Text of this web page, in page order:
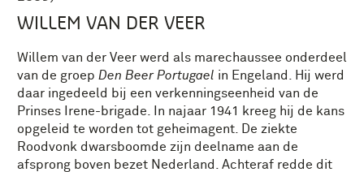
WILLEM VAN DER VEER
Willem van der Veer werd als marechaussee onderdeel
van de groep Den Beer Portugael in Engeland. Hij werd
daar ingedeeld bij een verkenningseenheid van de
Prinses Irene-brigade. In najaar 1941 kreeg hij de kans
opgeleid te worden tot geheimagent. De ziekte
Roodvonk dwarsboomde zijn deelname aan de
afsprong boven bezet Nederland. Achteraf redde dit